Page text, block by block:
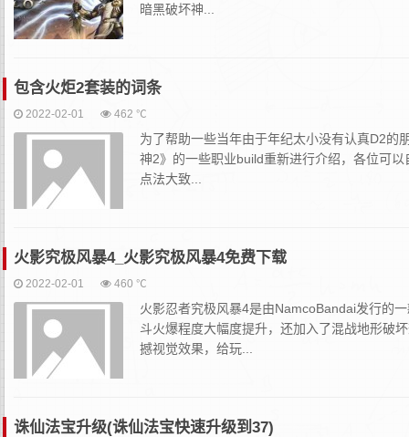
暗黑破坏神...
包含火炬2套装的词条
2022-02-01 462 ℃
为了帮助一些当年由于年纪太小没有认真D2的
神2》的一些职业build重新进行介绍，各位可
点法大致...
火影究极风暴4_火影究极风暴4免费下载
2022-02-01 460 ℃
火影忍者究极风暴4是由NamcoBandai发行的
斗火爆程度大幅度提升，还加入了混战地形破
撼视觉效果，给玩...
诛仙法宝升级(诛仙法宝快速升级到37)